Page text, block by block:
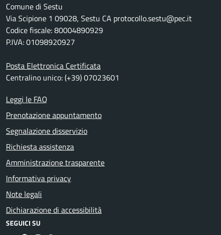
Comune di Sestu
Via Scipione 1 09028, Sestu CA protocollo.sestu@pec.it
Codice fiscale: 80004890929
P.IVA: 01098920927
Posta Elettronica Certificata
Centralino unico: (+39) 07023601
Leggi le FAQ
Prenotazione appuntamento
Segnalazione disservizio
Richiesta assistenza
Amministrazione trasparente
Informativa privacy
Note legali
Dichiarazione di accessibilità
SEGUICI SU